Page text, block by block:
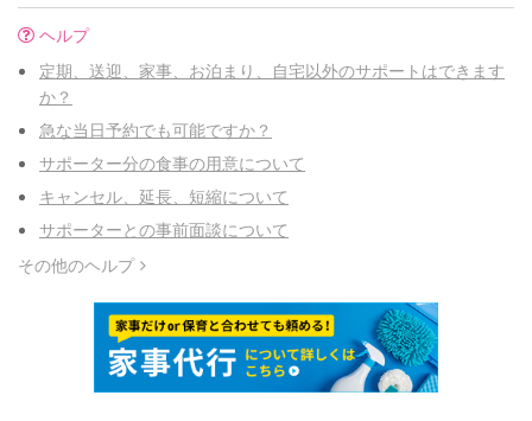
ヘルプ
定期、送迎、家事、お泊まり、自宅以外のサポートはできます
か？
急な当日予約でも可能ですか？
サポーター分の食事の用意について
キャンセル、延長、短縮について
サポーターとの事前面談について
その他のヘルプ